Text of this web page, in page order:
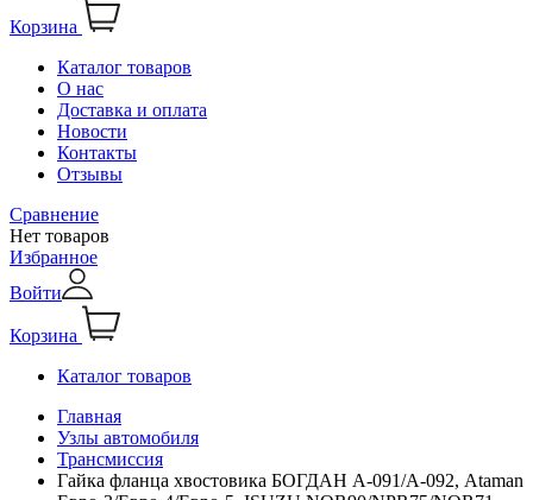
Корзина
Каталог товаров
О нас
Доставка и оплата
Новости
Контакты
Отзывы
Сравнение
Нет товаров
Избранное
Войти
Корзина
Каталог товаров
Главная
Узлы автомобиля
Трансмиссия
Гайка фланца хвостовика БОГДАН А-091/А-092, Ataman